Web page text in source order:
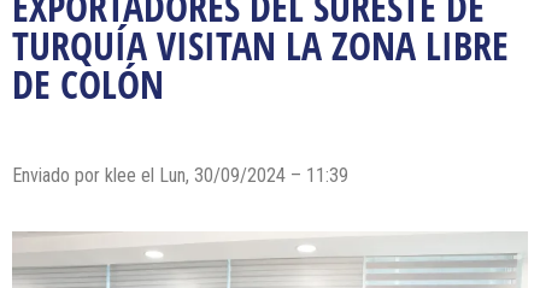
TURQUÍA VISITAN LA ZONA LIBRE
DE COLÓN
Enviado por klee el Lun, 30/09/2024 – 11:39